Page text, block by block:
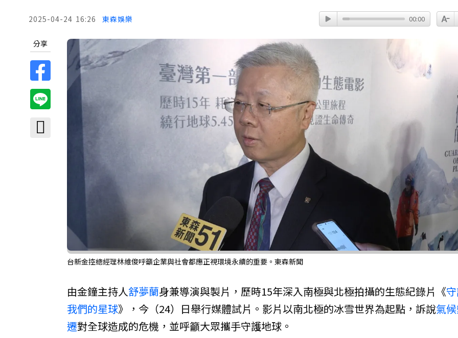
2025-04-24 16:26 東森娛樂 00:00
分享
台新金控總經理林維俊呼籲企業與社會都應正視環境永續的重要。東森新聞
由金鐘主持人舒夢蘭身兼導演與製片，歷時15年深入南極與北極拍攝的生態紀錄片《
我們的星球》，今（24）日舉行媒體試片。影片以南北極的冰雪世界為起點，訴說氣
遷對全球造成的危機，並呼籲大眾攜手守護地球。